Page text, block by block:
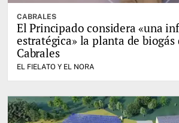
CABRALES
El Principado considera «una
estratégica» la planta de biogás
Cabrales
EL FIELATO Y EL NORA